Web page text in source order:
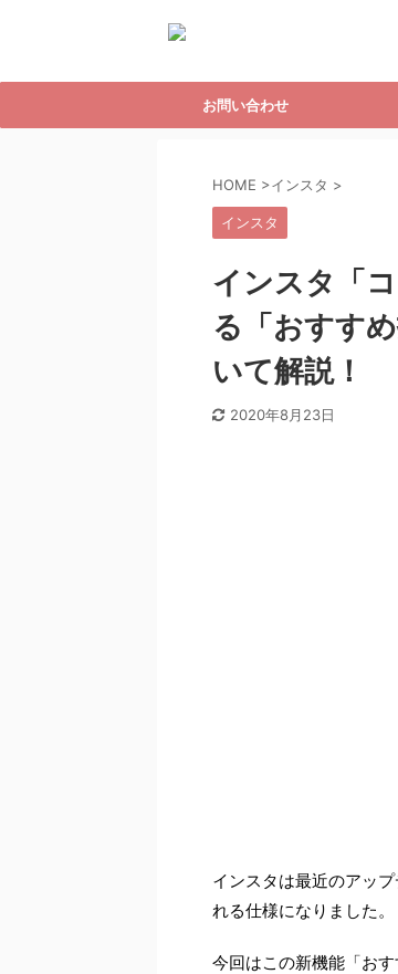
お問い合わせ
HOME >インスタ >
インスタ
インスタ「
る「おすす
いて解説！
2020年8月23日
インスタは最近のアッ
れる仕様になりました。
今回はこの新機能「お